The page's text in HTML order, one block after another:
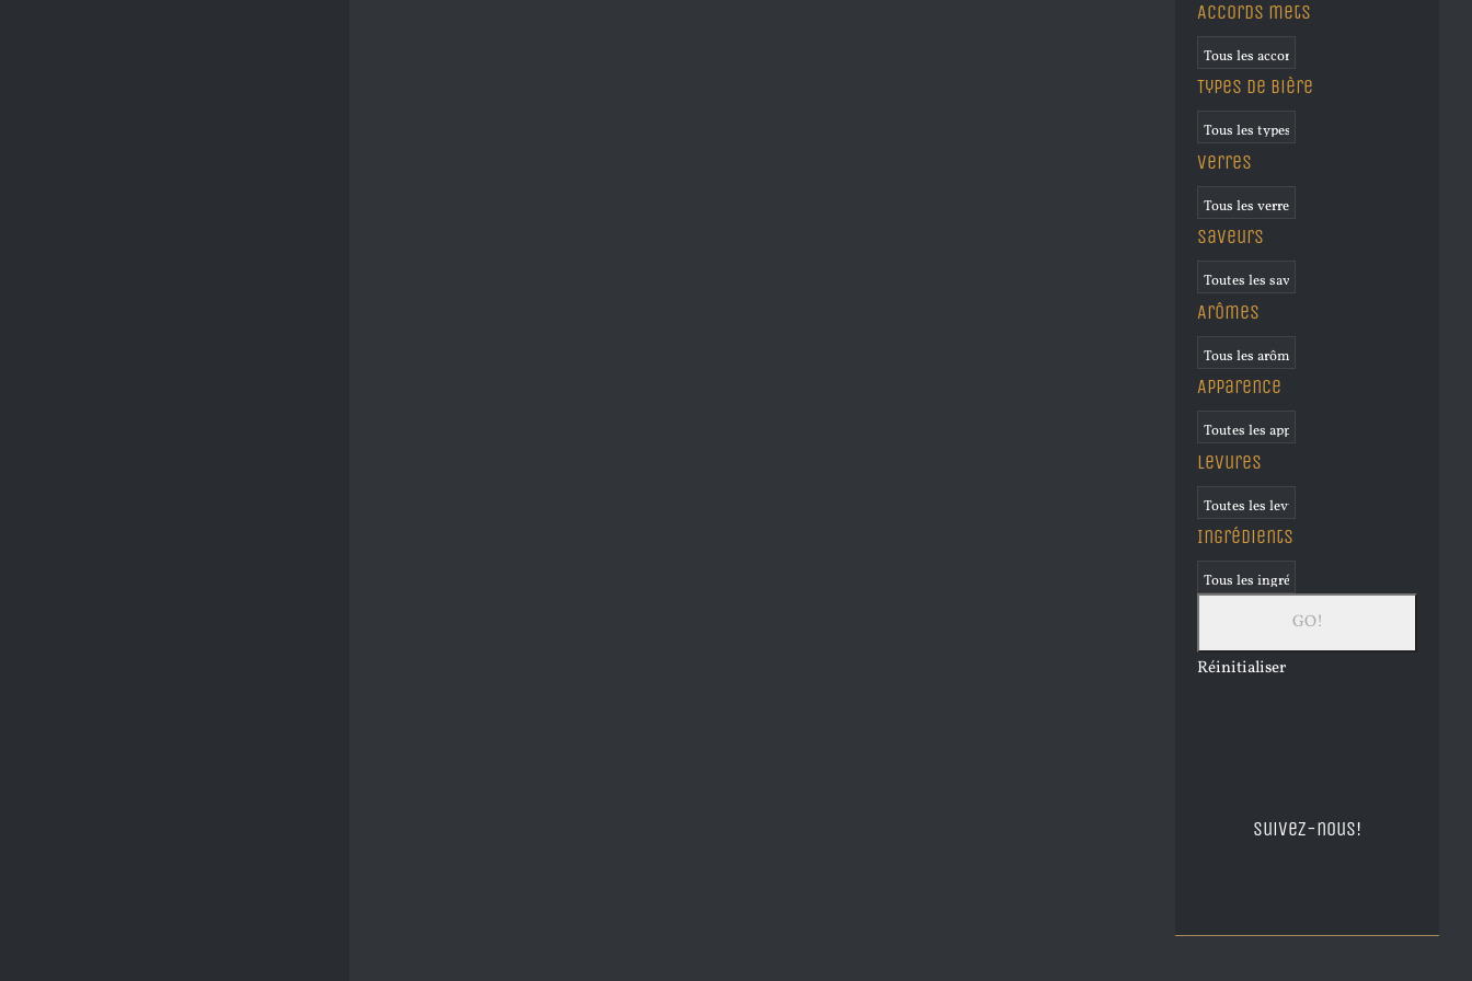
Accords mets
Types de bière
Verres
Saveurs
Arômes
Apparence
Levures
Ingrédients
Réinitialiser
Suivez-nous!